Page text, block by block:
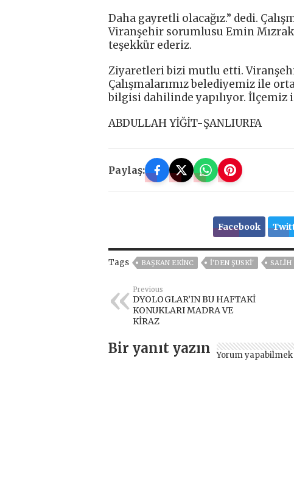
Daha gayretli olacağız.” dedi.
Viranşehir sorumlusu Emin
teşekkür ederiz.
Ziyaretleri bizi mutlu etti.
Çalışmalarımız belediyemiz ile
bilgisi dahilinde yapılıyor. İlçemiz
ABDULLAH YİĞİT-ŞANLIURFA
Paylaş:
Facebook
Tags BAŞKAN EKINC I'DEN ŞUSKİ' SALİH
Previous
DYOLOGLAR’IN BU HAFTAKİ
KONUKLARI MADRA VE
KİRAZ
Bir yanıt yazın Yorum